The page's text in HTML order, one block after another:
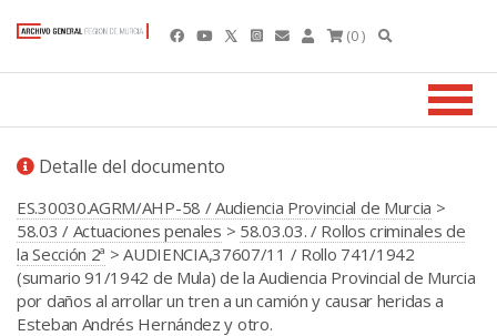
(0 )
Detalle del documento
ES.30030.AGRM/AHP-58 / Audiencia Provincial de Murcia >
58.03 / Actuaciones penales > 58.03.03. / Rollos criminales de
la Sección 2ª > AUDIENCIA,37607/11 / Rollo 741/1942
(sumario 91/1942 de Mula) de la Audiencia Provincial de Murcia
por daños al arrollar un tren a un camión y causar heridas a
Esteban Andrés Hernández y otro.